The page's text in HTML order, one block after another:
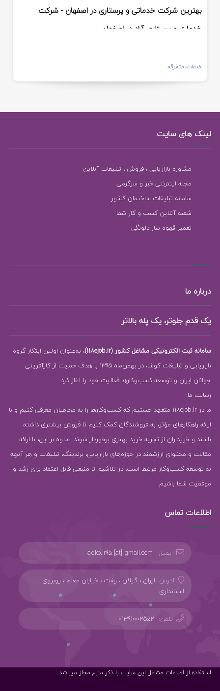
بهترین شرکت خدماتی و پرستاری در اصفهان - شرکت
خدمات و پرستاری آراد در اصفهان
خدمات، متفرقه
لینک های سایت
مشاوره بازاریابی ، فروش ، تبلیغات آنلاین
مجله اینترنتی خبر و سرگرمی
سامانه تبلیغات ساختمان کشور
شعبه آنلاین کسب و کار شما
تعمیر قهوه ساز دلونگی
درباره ما
یک قدم جلوتر، یک پله بالاتر
سامانه ثبت الکترونیکی مشاغل کشور (118ejob.ir)
، به‌عنوان اولین ابتکار گروه
بازاریابی و تبلیغات کوشا، در بهمن‌ماه 1395 با هدف حمایت از کارآفرینی
جوانان ایران و توسعه کسب‌وکارها فعالیت خود را آغاز کرد.
رسالت ما:
ما در 118ejob.ir متعهد هستیم که کسب‌وکارها را به مخاطبان معرفی کنیم و با
ارائه راهکارهای مؤثر، به فروشندگان کمک کنیم تا فروش بیشتری داشته
باشند و خریداران از تجربه خرید بهتری برخوردار شوند. علاوه بر این، با ارائه
مقالات و محتوای ارزشمند در حوزه‌های بازاریابی، برندینگ، تبلیغات و هر آنچه
به توسعه کسب‌وکار مرتبط است، در تلاشیم تا منبعی قابل اعتماد برای رشد و
موفقیت شما باشیم.
اطلاعات تماس
ایمیل: adko.ir95 [at] gmail.com
آدرس: ایران ، گیلان ، رشت ، خیابان معلم ، روبروی
استانداری
تلفن: 01391002552
استفاده از اطلاعات مشاغل این سایت با ذکر منبع مجاز میباشد.